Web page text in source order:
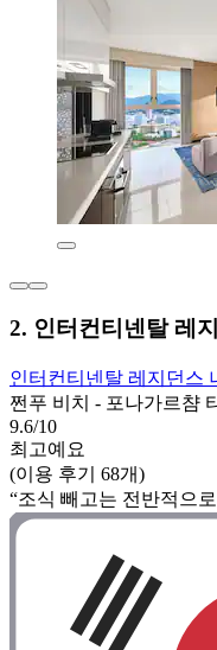
2. 인터컨티넨탈 레
인터컨티넨탈 레지던스
쩐푸 비치 - 포나가르챰
9.6/10
최고예요
(이용 후기 68개)
“조식 빼고는 전반적으